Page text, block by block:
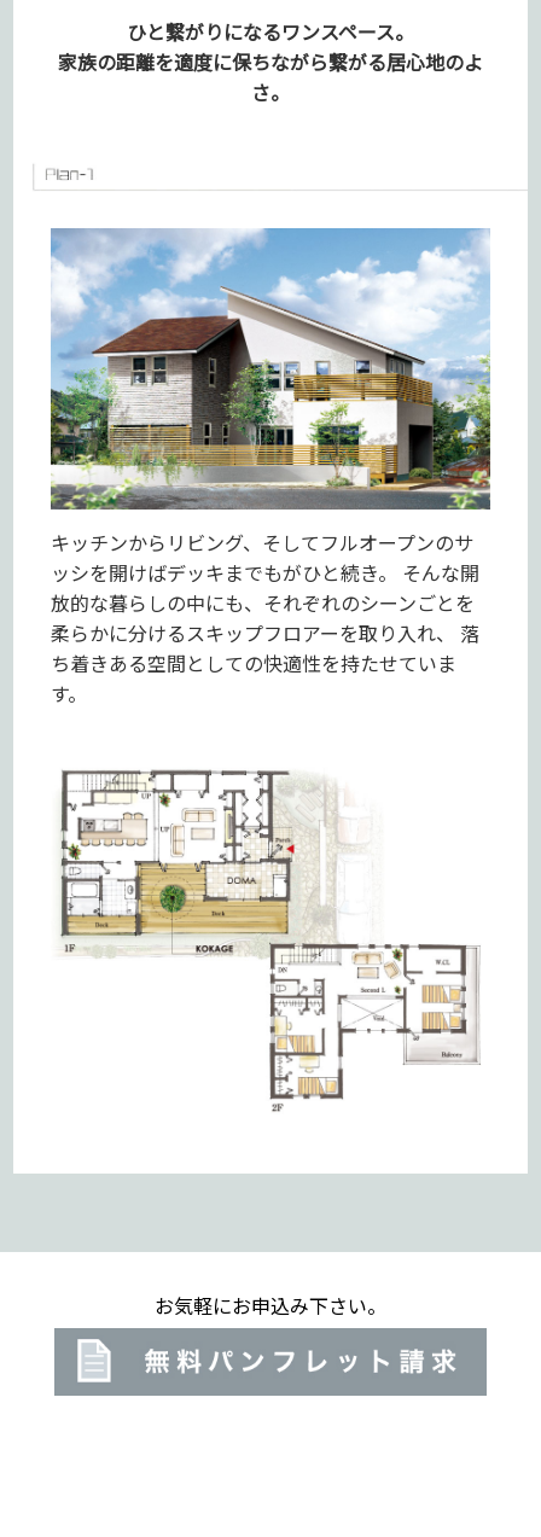
ひと繋がりになるワンスペース。
家族の距離を適度に保ちながら繋がる居心地のよ
さ。
キッチンからリビング、そしてフルオープンのサ
ッシを開けばデッキまでもがひと続き。 そんな開
放的な暮らしの中にも、それぞれのシーンごとを
柔らかに分けるスキップフロアーを取り入れ、 落
ち着きある空間としての快適性を持たせていま
す。
お気軽にお申込み下さい。